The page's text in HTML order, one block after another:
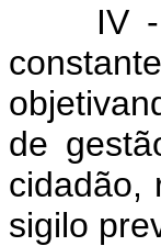
IV -
de
cidadão,
sigilo